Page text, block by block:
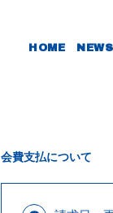
HOME NEWS
会費支払について